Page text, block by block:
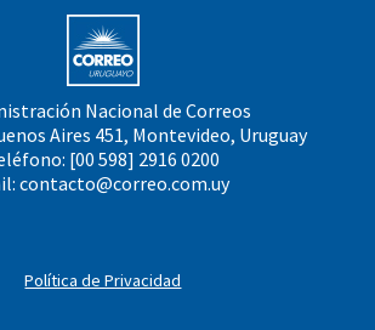
Nacional de Correos
Aires 451, Montevideo, Uruguay
[00 598] 2916 0200
contacto@correo.com.uy
Política de Privacidad